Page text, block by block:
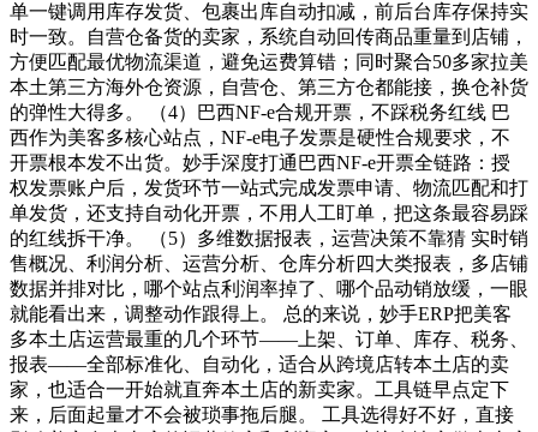
单一键调用库存发货、包裹出库自动扣减，前后台库存保持实
时一致。自营仓备货的卖家，系统自动回传商品重量到店铺，
方便匹配最优物流渠道，避免运费算错；同时聚合50多家拉美
本土第三方海外仓资源，自营仓、第三方仓都能接，换仓补货
的弹性大得多。 （4）巴西NF-e合规开票，不踩税务红线 巴
西作为美客多核心站点，NF-e电子发票是硬性合规要求，不
开票根本发不出货。妙手深度打通巴西NF-e开票全链路：授
权发票账户后，发货环节一站式完成发票申请、物流匹配和打
单发货，还支持自动化开票，不用人工盯单，把这条最容易踩
的红线拆干净。 （5）多维数据报表，运营决策不靠猜 实时销
售概况、利润分析、运营分析、仓库分析四大类报表，多店铺
数据并排对比，哪个站点利润率掉了、哪个品动销放缓，一眼
就能看出来，调整动作跟得上。 总的来说，妙手ERP把美客
多本土店运营最重的几个环节——上架、订单、库存、税务、
报表——全部标准化、自动化，适合从跨境店转本土店的卖
家，也适合一开始就直奔本土店的新卖家。工具链早点定下
来，后面起量才不会被琐事拖后腿。 工具选得好不好，直接